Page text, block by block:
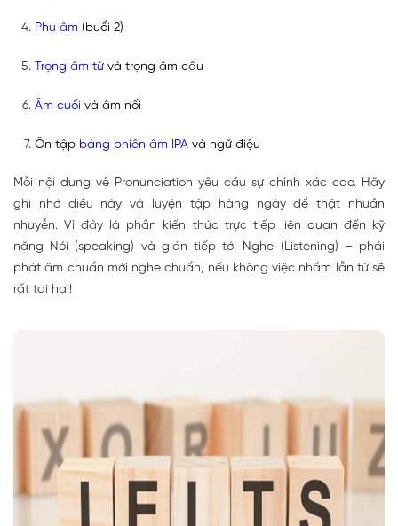
Phụ âm (buổi 2)
Trọng âm từ và trọng âm câu
Âm cuối và âm nối
Ôn tập bảng phiên âm IPA và ngữ điệu
Mỗi nội dung về Pronunciation yêu cầu sự chính xác cao. Hãy
ghi nhớ điều này và luyện tập hàng ngày để thật nhuần
nhuyễn. Vì đây là phần kiến thức trực tiếp liên quan đến kỹ
năng Nói (speaking) và gián tiếp tới Nghe (Listening) – phải
phát âm chuẩn mới nghe chuẩn, nếu không việc nhầm lẫn từ sẽ
rất tai hại!